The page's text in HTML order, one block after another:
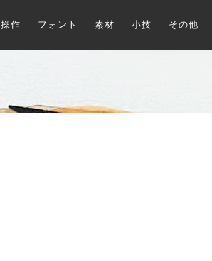
作 フォント 素材 小技 その他